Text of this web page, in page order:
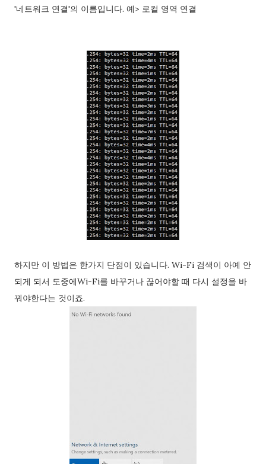
'네트워크 연결'의 이름입니다. 예> 로컬 영역 연결
하지만 이 방법은 한가지 단점이 있습니다. Wi-Fi 검색이 아예 안
되게 되서 도중에Wi-Fi를 바꾸거나 끊어야할 때 다시 설정을 바
꿔야한다는 것이죠.